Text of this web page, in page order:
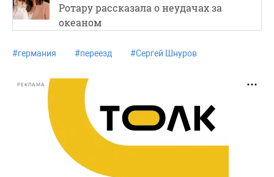
Ротару рассказала о неудачах за
океаном
#германия #переезд #Сергей Шнуров
РЕКЛАМА